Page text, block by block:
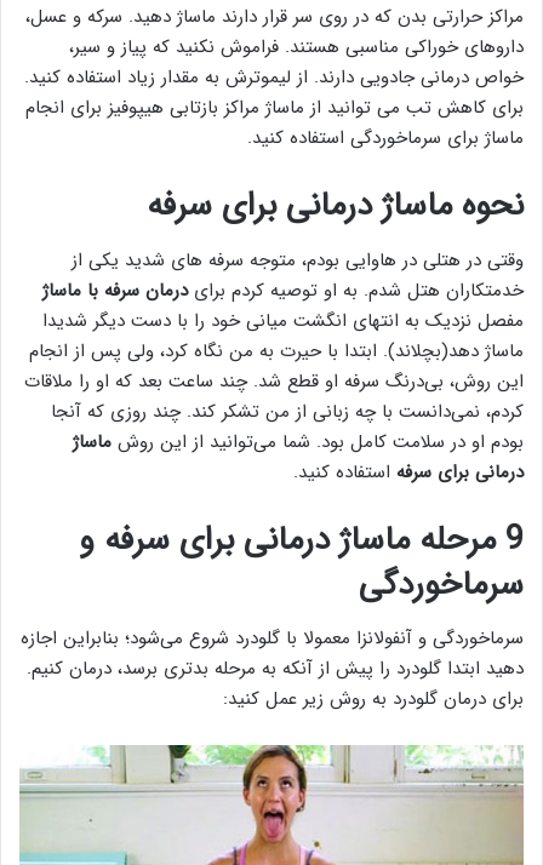
مراکز حرارتی بدن که در روی سر قرار دارند ماساژ دهید. سرکه و عسل،
داروهای خوراکی مناسبی هستند. فراموش نکنید که پیاز و سیر،
خواص درمانی جادویی دارند. از لیموترش به مقدار زیاد استفاده کنید.
برای کاهش تب می توانید از ماساژ مراکز بازتابی هیپوفیز برای انجام
ماساژ برای سرماخوردگی استفاده کنید.
نحوه ماساژ درمانی برای سرفه
وقتی در هتلی در هاوایی بودم، متوجه سرفه های شدید یکی از
خدمتکاران هتل شدم. به او توصیه کردم برایدرمان سرفه با ماساژ
مفصل نزدیک به انتهای انگشت میانی خود را با دست دیگر شدیدا
ماساژ دهد(بچلاند). ابتدا با حیرت به من نگاه کرد، ولی پس از انجام
این روش، بی‌درنگ سرفه او قطع شد. چند ساعت بعد که او را ملاقات
کردم، نمی‌دانست با چه زبانی از من تشکر کند‌. چند روزی که آنجا
بودم او در سلامت کامل بود. شما می‌توانید از این روش ماساژ
درمانی برای سرفه استفاده کنید.
9 مرحله ماساژ درمانی برای سرفه و
سرماخوردگی
سرماخوردگی و آنفولانزا معمولا با گلودرد شروع می‌شود؛ بنابراین اجازه
دهید ابتدا گلودرد را پیش از آنکه به مرحله بدتری برسد، درمان کنیم.
برای درمان گلودرد به روش زیر عمل کنید: